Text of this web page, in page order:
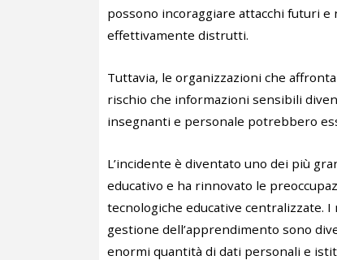
possono incoraggiare attacchi futuri
effettivamente distrutti.
Tuttavia, le organizzazioni che
rischio che informazioni sensibili
insegnanti e personale potrebbero
L’incidente è diventato uno dei più
educativo e ha rinnovato le
tecnologiche educative centralizzate.
gestione dell’apprendimento sono
enormi quantità di dati personali e